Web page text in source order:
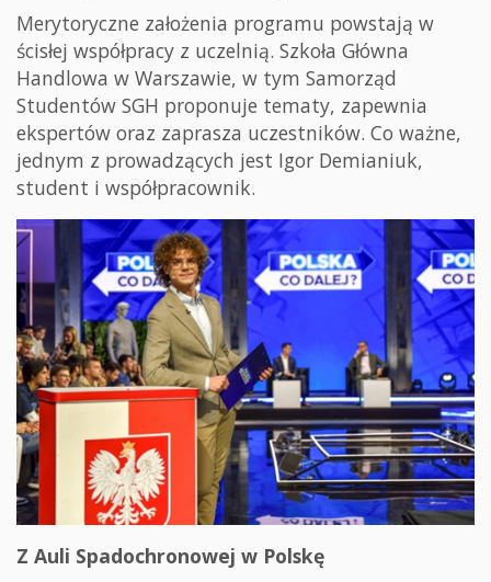
Merytoryczne założenia programu powstają w
ścisłej współpracy z uczelnią. Szkoła Główna
Handlowa w Warszawie, w tym Samorząd
Studentów SGH proponuje tematy, zapewnia
ekspertów oraz zaprasza uczestników. Co ważne,
jednym z prowadzących jest Igor Demianiuk,
student i współpracownik.
Z Auli Spadochronowej w Polskę